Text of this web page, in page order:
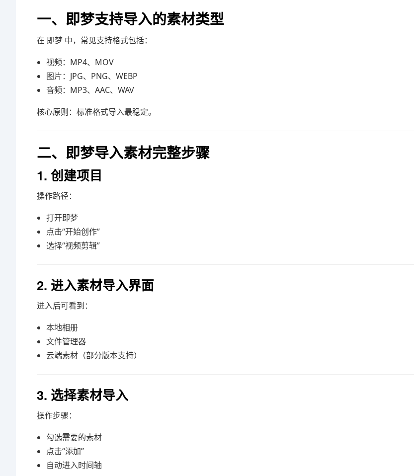
一、即梦支持导入的素材类型
在 即梦 中，常见支持格式包括：
视频：MP4、MOV
图片：JPG、PNG、WEBP
音频：MP3、AAC、WAV
核心原则：标准格式导入最稳定。
二、即梦导入素材完整步骤
1. 创建项目
操作路径：
打开即梦
点击“开始创作”
选择“视频剪辑”
2. 进入素材导入界面
进入后可看到：
本地相册
文件管理器
云端素材（部分版本支持）
3. 选择素材导入
操作步骤：
勾选需要的素材
点击“添加”
自动进入时间轴